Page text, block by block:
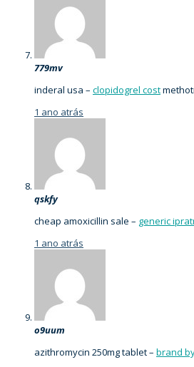
779mv
inderal usa – clopidogrel cost
1 ano atrás
qskfy
cheap amoxicillin sale – generic
1 ano atrás
o9uum
azithromycin 250mg tablet – brand